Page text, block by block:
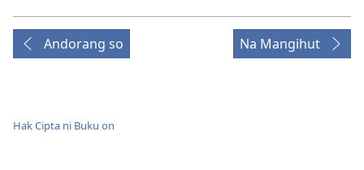
Andorang so Na Mangihut
Hak Cipta ni Buku on